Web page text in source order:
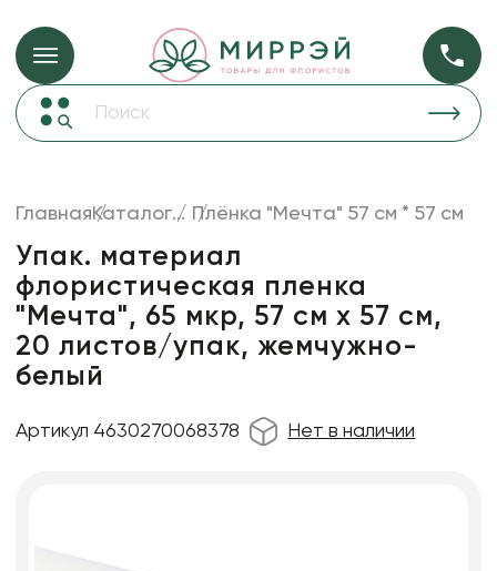
Упаковка для цветов и подарков Упаковка для
прозрачная
Лента
Товары для флористов
Пакеты для цветов и подарков
Искусственные цветы и растения
ГлавнаяКаталог... Плёнка "Мечта" 57 см * 57 см
Упак. материал
флористическая пленка
"Мечта", 65 мкр, 57 см х 57 см,
20 листов/упак, жемчужно-
белый
Артикул 4630270068378 Нет в наличии